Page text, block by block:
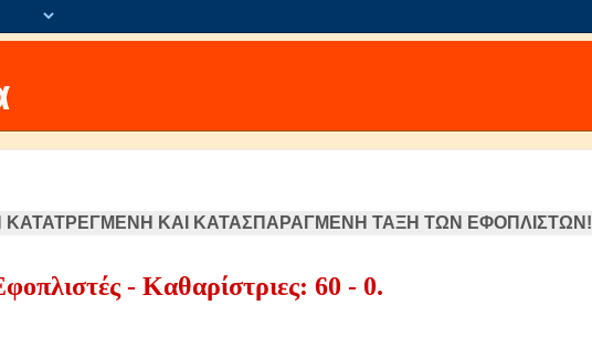
ΚΑΤΑΤΡΕΓΜΕΝΗ ΚΑΙ ΚΑΤΑΣΠΑΡΑΓΜΕΝΗ ΤΑΞΗ ΤΩΝ ΕΦΟΠΛΙΣΤΩΝ!
- Καθαρίστριες: 60 - 0.